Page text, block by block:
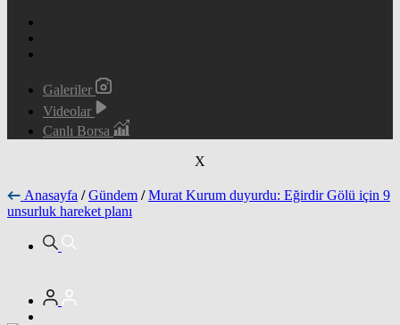
Galeriler
Videolar
Canlı Borsa
X
Anasayfa / Gündem / Murat Kurum duyurdu: Eğirdir Gölü için 9
unsurluk hareket planı